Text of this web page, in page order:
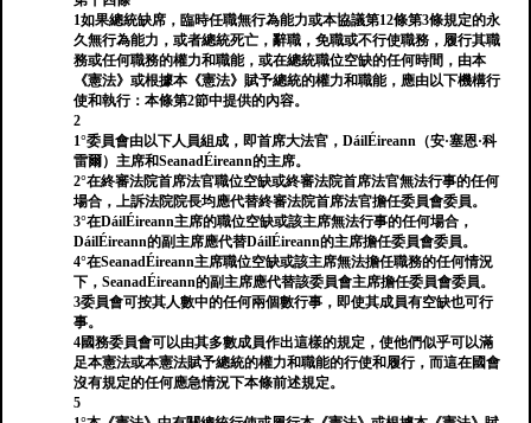
1如果總統缺席，臨時任職無行為能力或本協議第12條第3條規定的永
久無行為能力，或者總統死亡，辭職，免職或不行使職務，履行其職
務或任何職務的權力和職能，或在總統職位空缺的任何時間，由本
《憲法》或根據本《憲法》賦予總統的權力和職能，應由以下機構行
使和執行：本條第2節中提供的內容。
2
1°委員會由以下人員組成，即首席大法官，DáilÉireann（安·塞恩·科
雷爾）主席和SeanadÉireann的主席。
2°在終審法院首席法官職位空缺或終審法院首席法官無法行事的任何
場合，上訴法院院長均應代替終審法院首席法官擔任委員會委員。
3°在DáilÉireann主席的職位空缺或該主席無法行事的任何場合，
DáilÉireann的副主席應代替DáilÉireann的主席擔任委員會委員。
4°在SeanadÉireann主席職位空缺或該主席無法擔任職務的任何情況
下，SeanadÉireann的副主席應代替該委員會主席擔任委員會委員。
3委員會可按其人數中的任何兩個數行事，即使其成員有空缺也可行
事。
4國務委員會可以由其多數成員作出這樣的規定，使他們似乎可以滿
足本憲法或本憲法賦予總統的權力和職能的行使和履行，而這在國會
沒有規定的任何應急情況下本條前述規定。
5